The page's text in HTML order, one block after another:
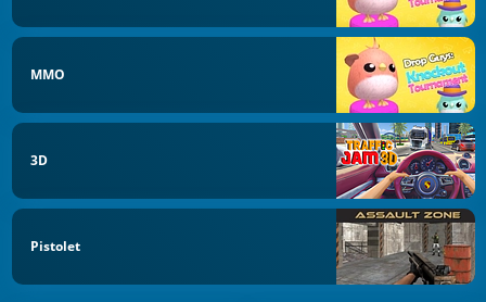
MMO
3D
Pistolet